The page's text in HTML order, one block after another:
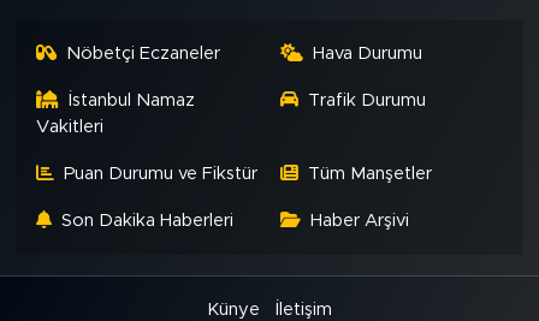
Nöbetçi Eczaneler Hava Durumu
İstanbul Namaz
Vakitleri
Trafik Durumu
Puan Durumu ve Fikstür Tüm Manşetler
Son Dakika Haberleri Haber Arşivi
Künye İletişim